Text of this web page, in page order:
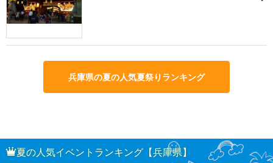
兵庫県の夏の人気夏祭りランキング
夏の人気イベントランキング【兵庫県】